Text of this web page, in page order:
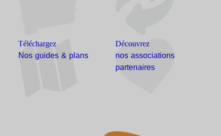
Téléchargez
Nos guides & plans
Découvrez
nos associations
partenaires